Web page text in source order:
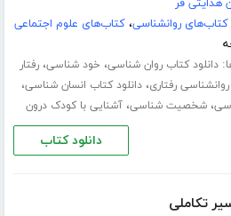
هدایتی فر
کتاب‌های روانشناسی،کتاب‌های علوم اجتماعی
دانلود کتاب روان شناسی، خود شناسی،رفتار
روانشناسی رفتاری،دانلود کتاب انسان شناسی،
،شخصیت شناسی،آشنایی با کودک درون
دانلود کتاب
تکاملی